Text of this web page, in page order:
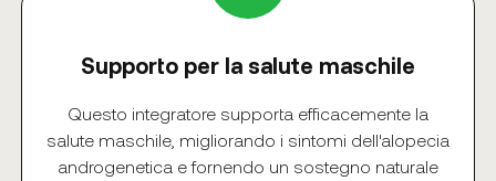
Supporto per la salute maschile
Questo integratore supporta efficacemente la
salute maschile, migliorando i sintomi dell'alopecia
androgenetica e fornendo un sostegno naturale